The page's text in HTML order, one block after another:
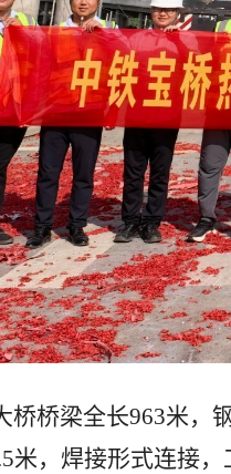
桥桥梁全长963米，
米，焊接形式连接，